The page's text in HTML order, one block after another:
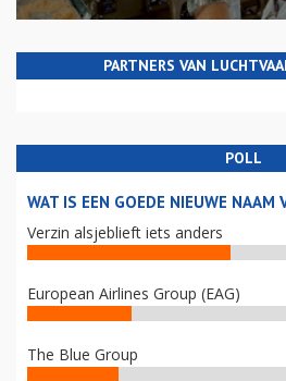
PARTNERS VAN
POLL
WAT IS EEN GOEDE NIEUWE NAAM
Verzin alsjeblieft iets anders
European Airlines Group (EAG)
The Blue Group